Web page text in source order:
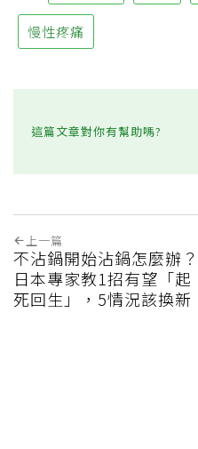
慢性疼痛
這篇文章對你有幫助嗎?
上一篇
不沾鍋開始沾鍋怎麼辦？
日本專家教1招有望「起
死回生」，5情況該換新